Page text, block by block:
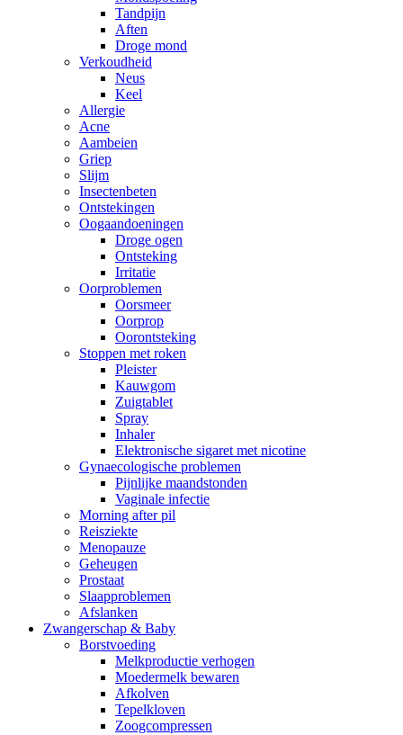
Tandpijn
Aften
Droge mond
Verkoudheid
Neus
Keel
Allergie
Acne
Aambeien
Griep
Slijm
Insectenbeten
Ontstekingen
Oogaandoeningen
Droge ogen
Ontsteking
Irritatie
Oorproblemen
Oorsmeer
Oorprop
Oorontsteking
Stoppen met roken
Pleister
Kauwgom
Zuigtablet
Spray
Inhaler
Elektronische sigaret met nicotine
Gynaecologische problemen
Pijnlijke maandstonden
Vaginale infectie
Morning after pil
Reisziekte
Menopauze
Geheugen
Prostaat
Slaapproblemen
Afslanken
Zwangerschap & Baby
Borstvoeding
Melkproductie verhogen
Moedermelk bewaren
Afkolven
Tepelkloven
Zoogcompressen